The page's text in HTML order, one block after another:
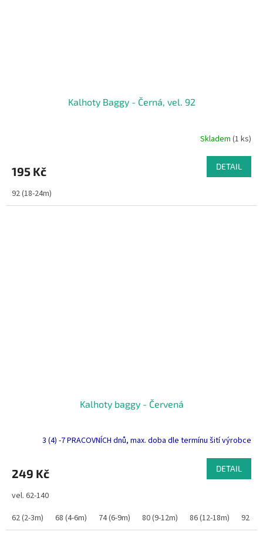
Kalhoty Baggy - Černá, vel. 92
Skladem (1 ks)
195 Kč DETAIL
92 (18-24m)
Kalhoty baggy - Červená
3 (4) -7 PRACOVNÍCH dnů, max. doba dle termínu šití výrobce
249 Kč DETAIL
vel. 62-140
62 (2-3m)
68 (4-6m) 74 (6-9m) 80 (9-12m) 86 (12-18m) 92